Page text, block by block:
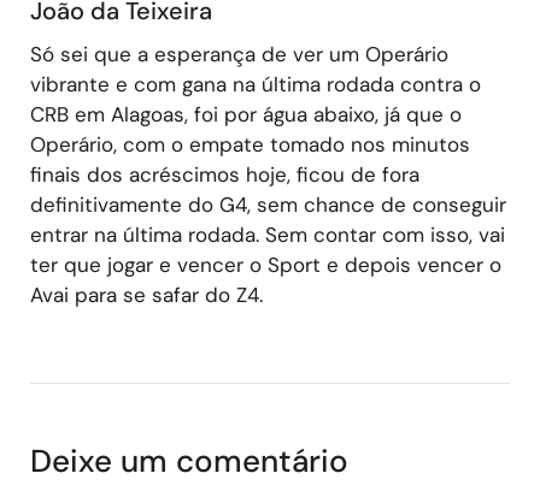
João da Teixeira
Só sei que a esperança de ver um Operário
vibrante e com gana na última rodada contra o
CRB em Alagoas, foi por água abaixo, já que o
Operário, com o empate tomado nos minutos
finais dos acréscimos hoje, ficou de fora
definitivamente do G4, sem chance de conseguir
entrar na última rodada. Sem contar com isso, vai
ter que jogar e vencer o Sport e depois vencer o
Avai para se safar do Z4.
Deixe um comentário